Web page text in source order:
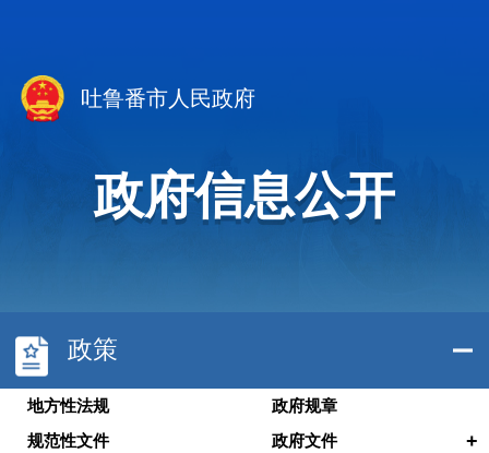
吐鲁番市人民政府
政府信息公开
政策
地方性法规
政府规章
规范性文件
政府文件 +